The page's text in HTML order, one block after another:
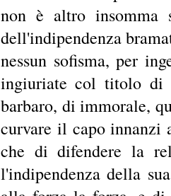
non è altro
dell'indipendenza
nessun sofisma, per
ingiuriate col titolo di
barbaro, di immorale,
curvare il capo innanzi
che di difendere la
l'indipendenza della